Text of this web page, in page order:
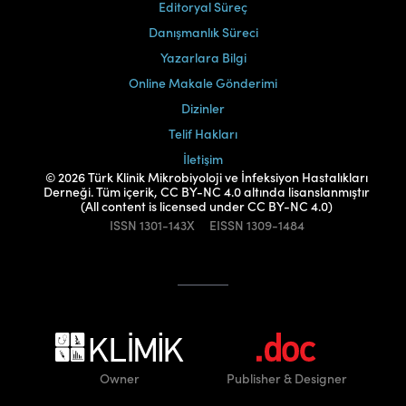
Editoryal Süreç
Danışmanlık Süreci
Yazarlara Bilgi
Online Makale Gönderimi
Dizinler
Telif Hakları
İletişim
© 2026 Türk Klinik Mikrobiyoloji ve İnfeksiyon Hastalıkları
Derneği. Tüm içerik, CC BY-NC 4.0 altında lisanslanmıştır
(All content is licensed under CC BY-NC 4.0)
ISSN 1301-143X EISSN 1309-1484
Owner Publisher& Designer